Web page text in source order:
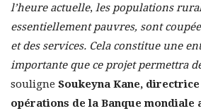
l’heure actuelle, les populations
essentiellement pauvres, sont
et des services. Cela constitue une
importante que ce projet permettra
souligne Soukeyna Kane, directrice
opérations de la Banque mondiale